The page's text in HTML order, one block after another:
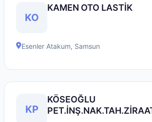
KO
KAMEN OTO LASTİK
Esenler Atakum, Samsun
KP
KÖSEOĞLU